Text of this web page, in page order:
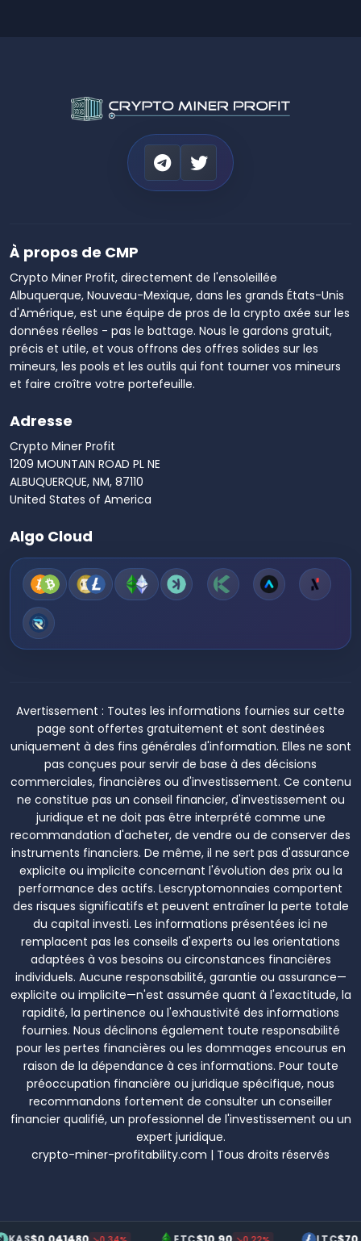
À propos de CMP
Crypto Miner Profit, directement de l'ensoleillée
Albuquerque, Nouveau-Mexique, dans les grands États-Unis
d'Amérique, est une équipe de pros de la crypto axée sur les
données réelles - pas le battage. Nous le gardons gratuit,
précis et utile, et vous offrons des offres solides sur les
mineurs, les pools et les outils qui font tourner vos mineurs
et faire croître votre portefeuille.
Adresse
Crypto Miner Profit
1209 MOUNTAIN ROAD PL NE
ALBUQUERQUE, NM, 87110
United States of America
Algo Cloud
Avertissement : Toutes les informations fournies sur cette
page sont offertes gratuitement et sont destinées
uniquement à des fins générales d'information. Elles ne sont
pas conçues pour servir de base à des décisions
commerciales, financières ou d'investissement. Ce contenu
ne constitue pas un conseil financier, d'investissement ou
juridique et ne doit pas être interprété comme une
recommandation d'acheter, de vendre ou de conserver des
instruments financiers. De même, il ne sert pas d'assurance
explicite ou implicite concernant l'évolution des prix ou la
performance des actifs. Lescryptomonnaies comportent
des risques significatifs et peuvent entraîner la perte totale
du capital investi. Les informations présentées ici ne
remplacent pas les conseils d'experts ou les orientations
adaptées à vos besoins ou circonstances financières
individuels. Aucune responsabilité, garantie ou assurance—
explicite ou implicite—n'est assumée quant à l'exactitude, la
rapidité, la pertinence ou l'exhaustivité des informations
fournies. Nous déclinons également toute responsabilité
pour les pertes financières ou les dommages encourus en
raison de la dépendance à ces informations. Pour toute
préoccupation financière ou juridique spécifique, nous
recommandons fortement de consulter un conseiller
financier qualifié, un professionnel de l'investissement ou un
expert juridique.
crypto-miner-profitability.com | Tous droits réservés